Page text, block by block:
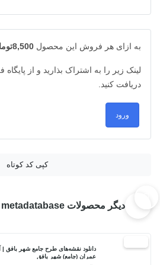
به ازای هر فروش این محصول 8,500تومان
لینک زیر را به اشتراک بذارید و از
دریافت کنید.
ورود
کپی کد کوتاه
دیگر محصولات metadatabase
دانلود نقشه‌های طرح جامع شهر بافق
عمران (جامع) شهر بافق